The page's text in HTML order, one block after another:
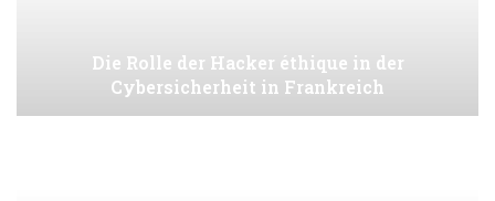
Die Rolle der Hacker éthique in der
Cybersicherheit in Frankreich